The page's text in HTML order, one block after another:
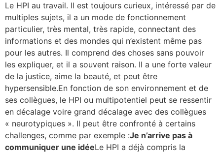
Le HPI au travail. Il est toujours curieux, intéressé par de
multiples sujets, il a un mode de fonctionnement
particulier, très mental, très rapide, connectant des
informations et des mondes qui n’existent même pas
pour les autres. Il comprend des choses sans pouvoir
les expliquer, et il a souvent raison. Il a une forte valeur
de la justice, aime la beauté, et peut être
hypersensible.En fonction de son environnement et de
ses collègues, le HPI ou multipotentiel peut se ressentir
en décalage voire grand décalage avec des collègues
« neurotypiques ». Il peut être confronté à certains
challenges, comme par exemple :Je n’arrive pas à
communiquer une idéeLe HPI a déjà compris la